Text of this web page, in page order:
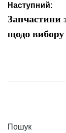
Наступний:
Запчастини
щодо вибору
Пошук